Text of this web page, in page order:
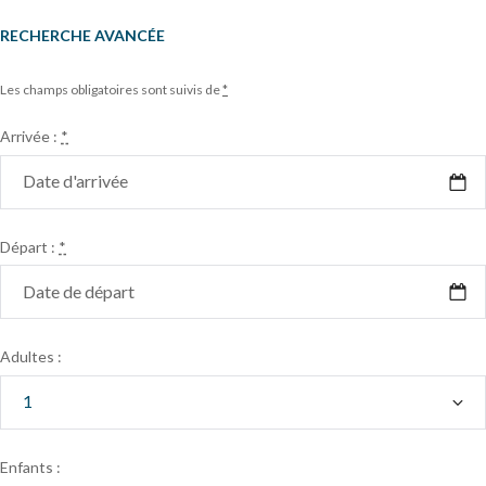
RECHERCHE AVANCÉE
Les champs obligatoires sont suivis de*
Arrivée : *
Départ : *
Adultes :
Enfants :